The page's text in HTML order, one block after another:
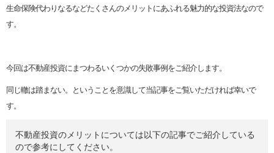
生命保険代わりなるなどたくさんのメリットにあふれる魅力的な投資法なので
す。
今回は不動産投資にまつわるいくつかの失敗事例をご紹介します。
同じ轍は踏まない。ということを意識して当記事をご覧いただければ幸いで
す。
不動産投資のメリットについては以下の記事でご紹介している
ので参考にしてください。